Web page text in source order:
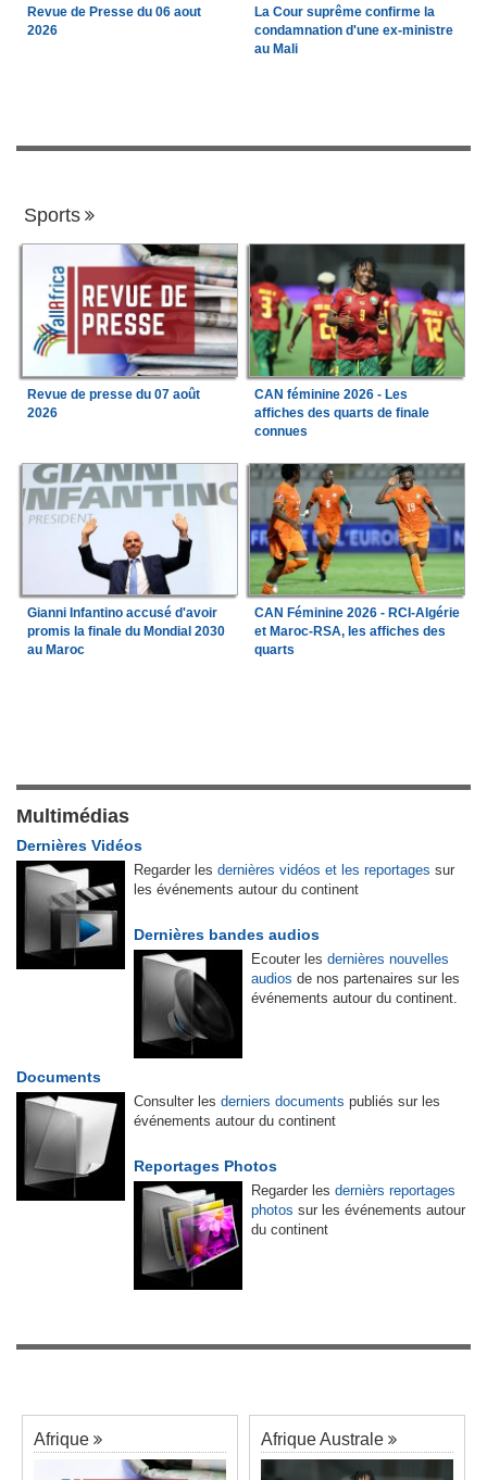
Revue de Presse du 06 aout
2026
La Cour suprême confirme la
condamnation d'une ex-ministre
au Mali
Sports
Revue de presse du 07 août
2026
CAN féminine 2026 - Les
affiches des quarts de finale
connues
Gianni Infantino accusé d'avoir
promis la finale du Mondial 2030
au Maroc
CAN Féminine 2026 - RCI-Algérie
et Maroc-RSA, les affiches des
quarts
Multimédias
Dernières Vidéos
Regarder les dernières vidéos et les reportages sur
les événements autour du continent
Dernières bandes audios
Ecouter les dernières nouvelles
audios de nos partenaires sur les
événements autour du continent.
Documents
Consulter les derniers documents publiés sur les
événements autour du continent
Reportages Photos
Regarder les dernièrs reportages
photos sur les événements autour
du continent
Afrique Afrique Australe